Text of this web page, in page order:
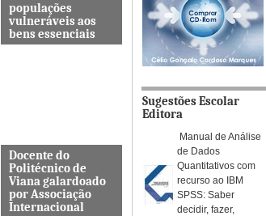
populações
vulneráveis aos
bens essenciais
Docente do
Politécnico de
Viana galardoado
por Associação
Internacional
Sugestões Escolar
Editora
Manual de Análise
de Dados
Quantitativos com
recurso ao IBM
SPSS: Saber
decidir, fazer,